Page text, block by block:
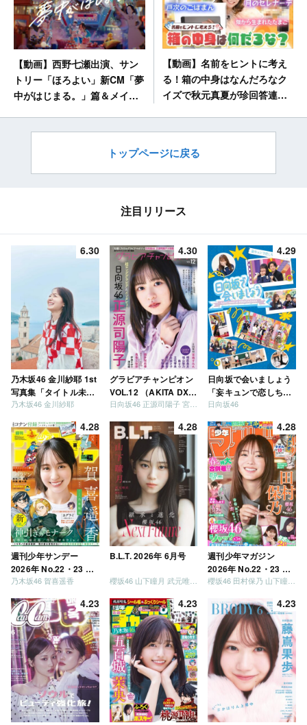
【動画】西野七瀬出演、サン
トリー「ほろよい」新CM「夢
中がはじまる。」篇＆メイキ
【動画】名前をヒントに考え
る！箱の中身はなんだろなク
イズで秋元真夏が珍回答連
トップページに戻る
注目リリース
6.30
乃木坂46 金川紗耶 1st
写真集「タイトル未
定」
乃木坂46 金川紗耶
4.30
グラビアチャンピオン
VOL.12 （AKITA DXシ
リーズ）
日向坂46 正源司陽子 宮地すみれ
4.29
日向坂で会いましょう
「妄キュンで恋しちゃ
いましょう」「どっち
う」「ご褒美でロケし
ましょう」「フレンド
リーになりましょう」
「笑って卒業を祝いま
しょう」 [Blu-ray]
日向坂46
4.28
週刊少年サンデー
2026年 No.22・23 合
併号
乃木坂46 賀喜遥香
4.28
B.L.T. 2026年 6月号
櫻坂46 山下瞳月 武元唯衣 / 乃木坂46 海邉朱莉
4.28
週刊少年マガジン
2026年 No.22・23 合
併号
4.23 4.23 4.23